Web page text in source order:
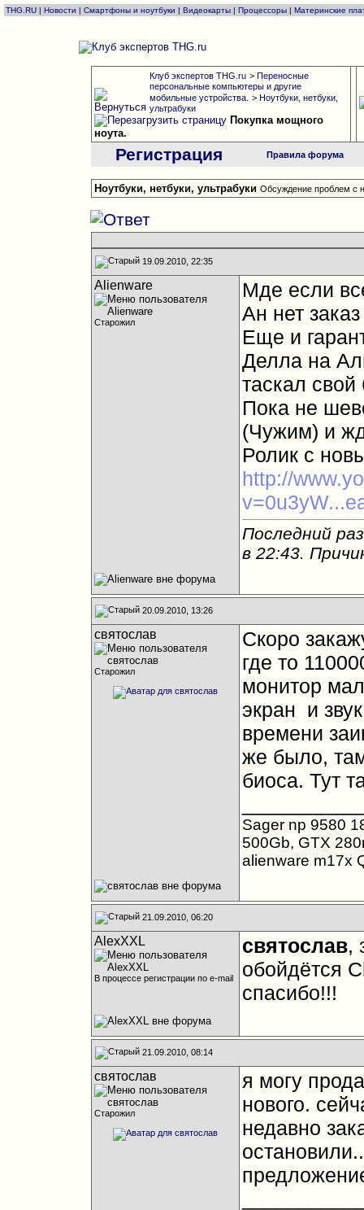
THG.RU | Новости | Смартфоны и ноутбуки | Видеокарты | Процессоры | Материнские
Клуб экспертов THG.ru > Переносные
персональные компьютеры и другие
мобильные устройства. > Ноутбуки, нетбуки,
ультрабуки
Покупка мощного
ноута.
Регистрация Правила форума
Ноутбуки, нетбуки, ультрабуки Обсуждение проблем с
19.09.2010, 22:35
Alienware
Старожил
Мде если
Ан нет
Еще и
Делла на
таскал
Пока не
(Чужим) и
Ролик с
http://
Последний
в 22:43.
20.09.2010, 13:26
святослав
Старожил
Скоро
где то
монитор
экран
и
времени
же было,
биоса. Тут
Sager np 9580
500Gb, GTX
alienware m17x
21.09.2010, 06:20
AlexXXL
В процессе регистрации по e-mail
святослав,
обойдётся
спасибо!!!
21.09.2010, 08:14
святослав
Старожил
я могу
нового.
недавно